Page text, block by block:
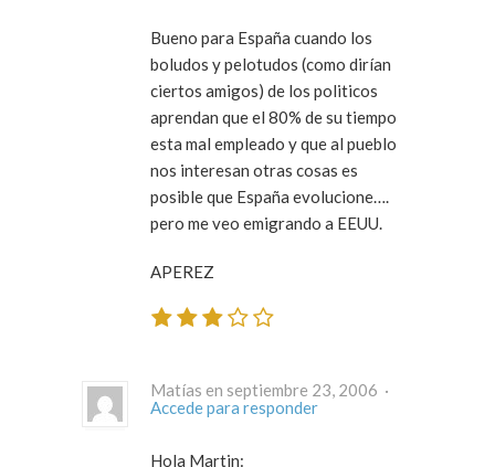
Bueno para España cuando los
boludos y pelotudos (como dirían
ciertos amigos) de los politicos
aprendan que el 80% de su tiempo
esta mal empleado y que al pueblo
nos interesan otras cosas es
posible que España evolucione….
pero me veo emigrando a EEUU.
APEREZ
Matías en septiembre 23, 2006 ·
Accede para responder
Hola Martin: